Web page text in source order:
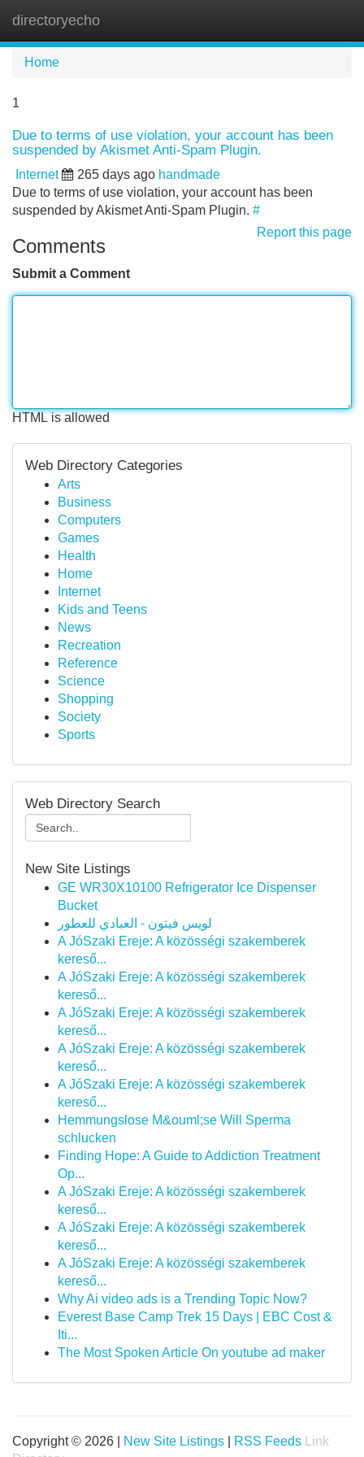
directoryecho
Home
1
Due to terms of use violation, your account has been
suspended by Akismet Anti-Spam Plugin.
Internet 265 days ago handmade
Due to terms of use violation, your account has been
suspended by Akismet Anti-Spam Plugin. #
Report this page
Comments
Submit a Comment
HTML is allowed
Web Directory Categories
Arts
Business
Computers
Games
Health
Home
Internet
Kids and Teens
News
Recreation
Reference
Science
Shopping
Society
Sports
Web Directory Search
New Site Listings
GE WR30X10100 Refrigerator Ice Dispenser
Bucket
لويس فيتون - العبادي للعطور
A JóSzaki Ereje: A közösségi szakemberek
kereső...
A JóSzaki Ereje: A közösségi szakemberek
kereső...
A JóSzaki Ereje: A közösségi szakemberek
kereső...
A JóSzaki Ereje: A közösségi szakemberek
kereső...
A JóSzaki Ereje: A közösségi szakemberek
kereső...
Hemmungslose M&ouml;se Will Sperma
schlucken
Finding Hope: A Guide to Addiction Treatment
Op...
A JóSzaki Ereje: A közösségi szakemberek
kereső...
A JóSzaki Ereje: A közösségi szakemberek
kereső...
A JóSzaki Ereje: A közösségi szakemberek
kereső...
Why Ai video ads is a Trending Topic Now?
Everest Base Camp Trek 15 Days | EBC Cost &
Iti...
The Most Spoken Article On youtube ad maker
Copyright © 2026 | New Site Listings RSS Feeds
Link